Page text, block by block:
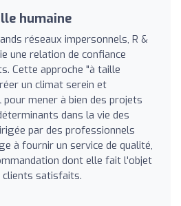
humaine
réseaux impersonnels, R &
une relation de confiance
Cette approche "à taille
un climat serein et
mener à bien des projets
dans la vie des
par des professionnels
à fournir un service de qualité,
dont elle fait l'objet
satisfaits.